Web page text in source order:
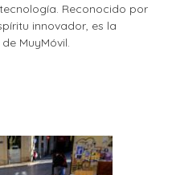
Reconocido por
innovador, es la
MuyMóvil.